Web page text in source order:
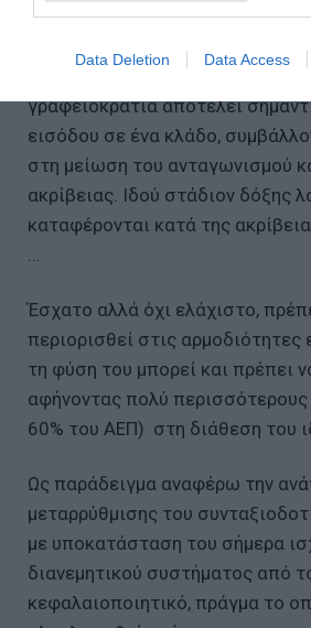
Data Deletion Data Access
Business Complexity Index –
Group, βάσει 292 επιμέρους
γραφειοκρατία αποτελεί
εισόδου σε ένα κλάδο,
στη μείωση του ανταγωνισμού
ακρίβειας. Ιδού στάδιον δόξης
καταφέρονται κατά της
…
Έσχατο αλλά όχι ελάχιστο,
περιορισθεί στις αρμοδιότητες
τη φύση του μπορεί και πρέπει
αφήνοντας πολύ
60% του ΑΕΠ) στη διάθεση του
Ως παράδειγμα αναφέρω την
μεταρρύθμισης του
με υποκατάσταση του σήμερα
διανεμητικού συστήματος από
κεφαλαιοποιητικό, πράγμα το